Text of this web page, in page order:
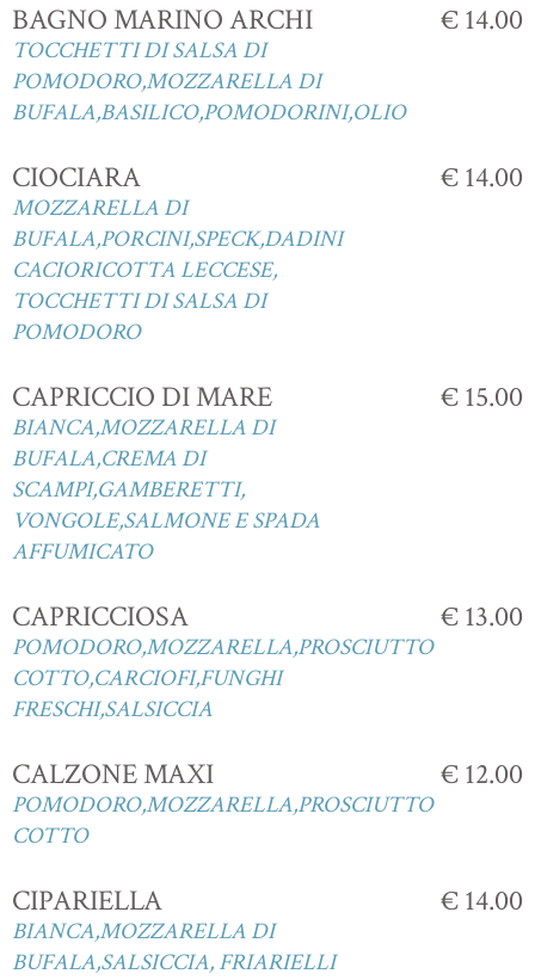
BAGNO MARINO ARCHI
TOCCHETTI DI SALSA DI
POMODORO,MOZZARELLA DI
BUFALA,BASILICO,POMODORINI,OLIO
€ 14.00
CIOCIARA
MOZZARELLA DI
BUFALA,PORCINI,SPECK,DADINI
CACIORICOTTA LECCESE,
TOCCHETTI DI SALSA DI
POMODORO
€ 14.00
CAPRICCIO DI MARE
BIANCA,MOZZARELLA DI
BUFALA,CREMA DI
SCAMPI,GAMBERETTI,
VONGOLE,SALMONE E SPADA
AFFUMICATO
€ 15.00
CAPRICCIOSA
POMODORO,MOZZARELLA,PROSCIUTTO
COTTO,CARCIOFI,FUNGHI
FRESCHI,SALSICCIA
€ 13.00
CALZONE MAXI
POMODORO,MOZZARELLA,PROSCIUTTO
COTTO
€ 12.00
CIPARIELLA
BIANCA,MOZZARELLA DI
BUFALA,SALSICCIA, FRIARIELLI
€ 14.00